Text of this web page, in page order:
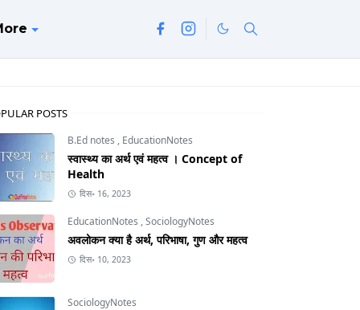
POSTS
B.Ed notes , EducationNotes
स्वास्थ्य का अर्थ एवं महत्व । Concept of
Health
दिस॰ 16, 2023
EducationNotes ,SociologyNotes
अवलोकन क्या है अर्थ, परिभाषा, गुण और महत्व
दिस॰ 10, 2023
SociologyNotes